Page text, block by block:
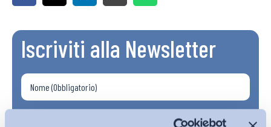
Iscriviti alla Newsletter